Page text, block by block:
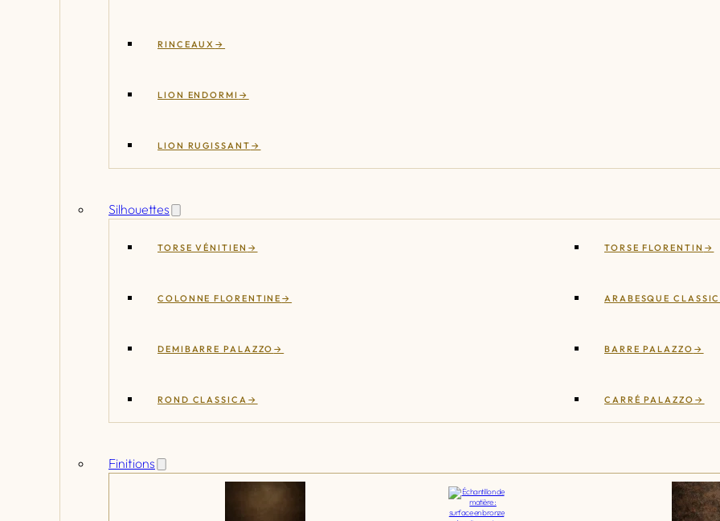
RINCEAUX
LION ENDORMI
LION RUGISSANT
Silhouettes
TORSE VÉNITIEN TORSE FLORENTIN
COLONNE FLORENTINE ARABESQUE
DEMIBARRE PALAZZO BARRE PALAZZO
ROND CLASSICA CARRÉ PALAZZO
Finitions